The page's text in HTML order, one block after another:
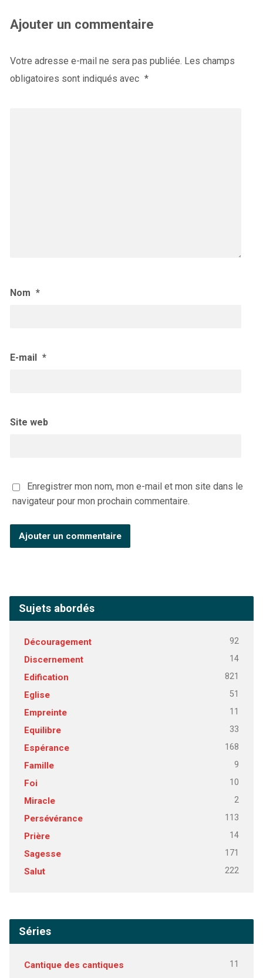
Ajouter un commentaire
Votre adresse e-mail ne sera pas publiée. Les champs
obligatoires sont indiqués avec *
Nom *
E-mail *
Site web
Enregistrer mon nom, mon e-mail et mon site dans le
navigateur pour mon prochain commentaire.
Sujets abordés
Découragement 92
Discernement 14
Edification 821
Eglise 51
Empreinte 11
Equilibre 33
Espérance 168
Famille 9
Foi 10
Miracle 2
Persévérance 113
Prière 14
Sagesse 171
Salut 222
Séries
Cantique des cantiques 11